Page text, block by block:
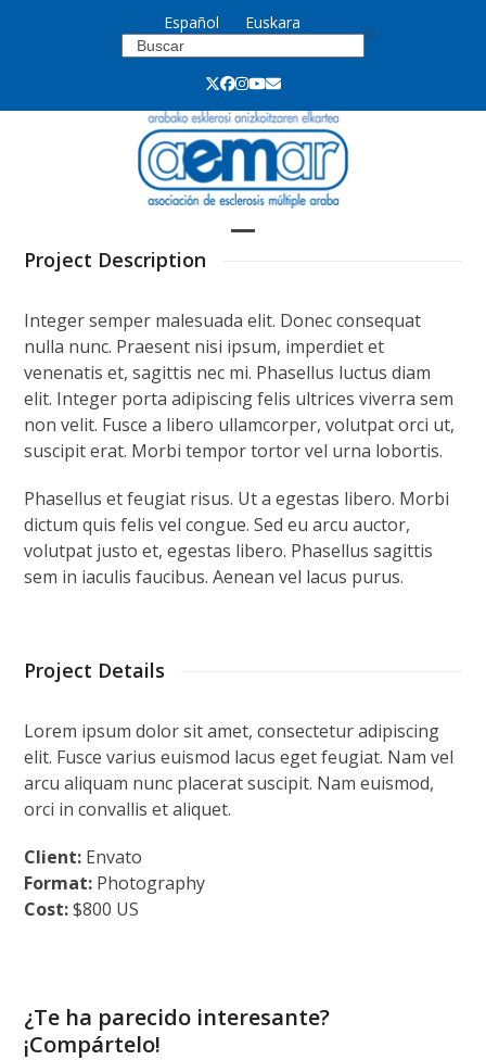
Español Euskara
Project Description
Integer semper malesuada elit. Donec consequat
nulla nunc. Praesent nisi ipsum, imperdiet et
venenatis et, sagittis nec mi. Phasellus luctus diam
elit. Integer porta adipiscing felis ultrices viverra sem
non velit. Fusce a libero ullamcorper, volutpat orci ut,
suscipit erat. Morbi tempor tortor vel urna lobortis.
Phasellus et feugiat risus. Ut a egestas libero. Morbi
dictum quis felis vel congue. Sed eu arcu auctor,
volutpat justo et, egestas libero. Phasellus sagittis
sem in iaculis faucibus. Aenean vel lacus purus.
Project Details
Lorem ipsum dolor sit amet, consectetur adipiscing
elit. Fusce varius euismod lacus eget feugiat. Nam vel
arcu aliquam nunc placerat suscipit. Nam euismod,
orci in convallis et aliquet.
Client: Envato
Format: Photography
Cost:$800 US
¿Te ha parecido interesante?
¡Compártelo!